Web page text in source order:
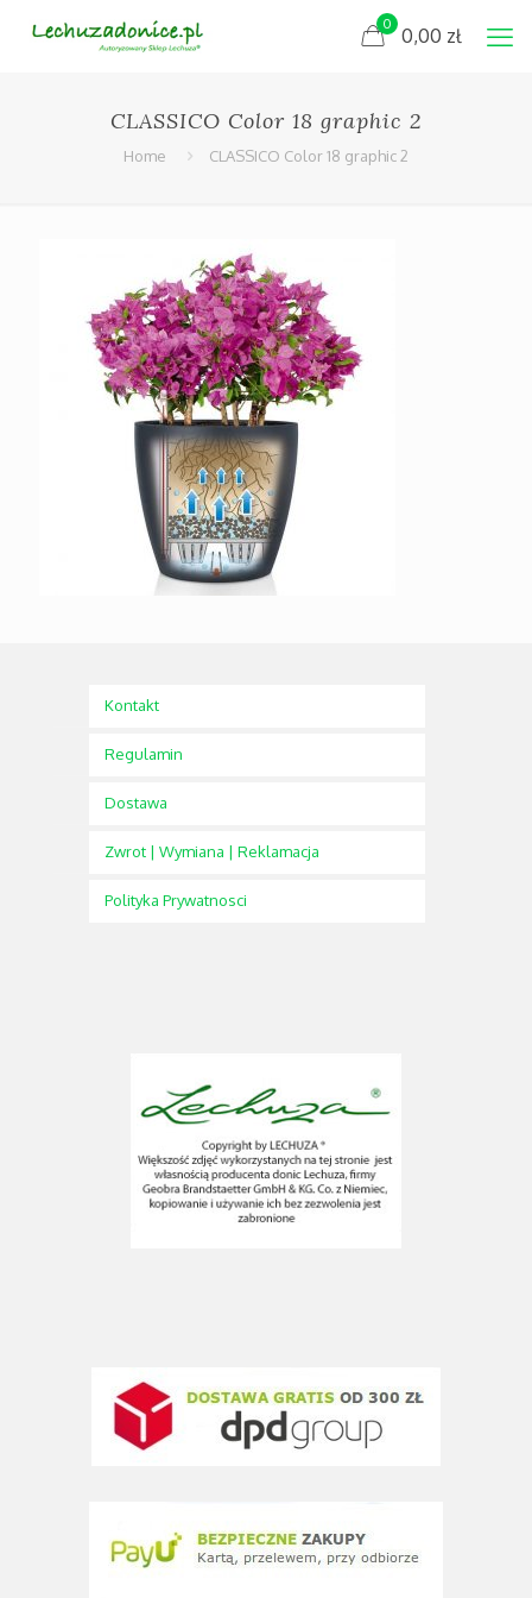
0 0,00 zł
CLASSICO Color 18 graphic 2
Home CLASSICO Color 18 graphic 2
Kontakt
Regulamin
Dostawa
Zwrot | Wymiana | Reklamacja
Polityka Prywatnosci